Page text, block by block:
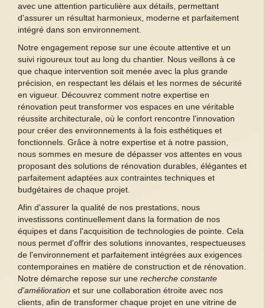
avec une attention particulière aux détails, permettant
d'assurer un résultat harmonieux, moderne et parfaitement
intégré dans son environnement.
Notre engagement repose sur une écoute attentive et un
suivi rigoureux tout au long du chantier. Nous veillons à ce
que chaque intervention soit menée avec la plus grande
précision, en respectant les délais et les normes de sécurité
en vigueur. Découvrez comment notre expertise en
rénovation peut transformer vos espaces en une véritable
réussite architecturale, où le confort rencontre l'innovation
pour créer des environnements à la fois esthétiques et
fonctionnels. Grâce à notre expertise et à notre passion,
nous sommes en mesure de dépasser vos attentes en vous
proposant des solutions de rénovation durables, élégantes et
parfaitement adaptées aux contraintes techniques et
budgétaires de chaque projet.
Afin d'assurer la qualité de nos prestations, nous
investissons continuellement dans la formation de nos
équipes et dans l'acquisition de technologies de pointe. Cela
nous permet d'offrir des solutions innovantes, respectueuses
de l'environnement et parfaitement intégrées aux exigences
contemporaines en matière de construction et de rénovation.
Notre démarche repose sur une recherche constante
d'amélioration et sur une collaboration étroite avec nos
clients, afin de transformer chaque projet en une vitrine de